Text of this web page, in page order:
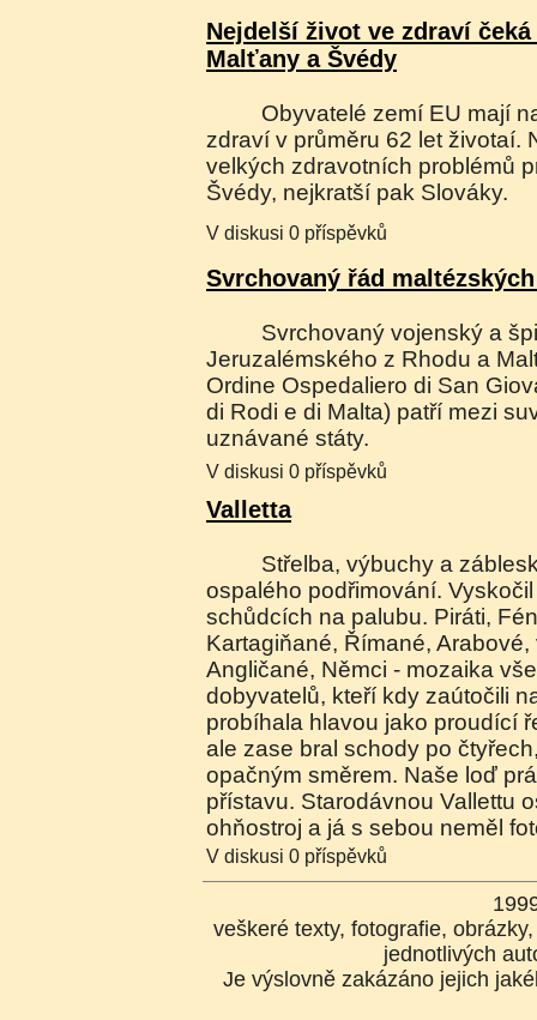
Nejdelší život ve zdraví čeká
Malťany a Švédy
Obyvatelé zemí EU mají naději dožít se ve
zdraví v průměru 62 let životaí.
velkých zdravotních problémů
Švédy, nejkratší pak Slováky.
V diskusi 0 příspěvků
Svrchovaný řád
Svrchovaný vojenský a špitální řád sv. Jana
Jeruzalémského z Rhodu a
Ordine Ospedaliero di San
di Rodi e di Malta) patří mezi
uznávané státy.
V diskusi 0 příspěvků
Valletta
Střelba, výbuchy a záblesky mě probraly z
ospalého podřimování.
schůdcích na palubu. Piráti,
Kartagiňané, Římané,
Angličané, Němci - mozaika
dobyvatelů, kteří kdy zaútočili
probíhala hlavou jako proudící
ale zase bral schody po
opačným směrem. Naše loď
přístavu. Starodávnou Vallettu
ohňostroj a já s sebou neměl
V diskusi 0 příspěvků
veškeré texty, fotografie,
jednotlivých
Je výslovně zakázáno jejich